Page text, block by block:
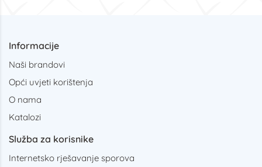
Informacije
Naši brandovi
Opći uvjeti korištenja
O nama
Katalozi
Služba za korisnike
Internetsko rješavanje sporova